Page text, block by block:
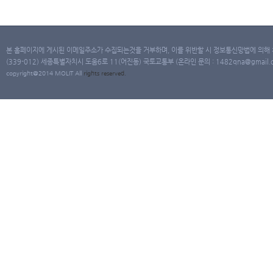
본 홈페이지에 게시된 이메일주소가 수집되는것을 거부하며, 이를 위반할 시 정보통신망법에 의
(339-012) 세종특별자치시 도움6로 11(어진동) 국토교통부 (온라인 문의 :
copyright@2014 MOLIT All rights reserved.